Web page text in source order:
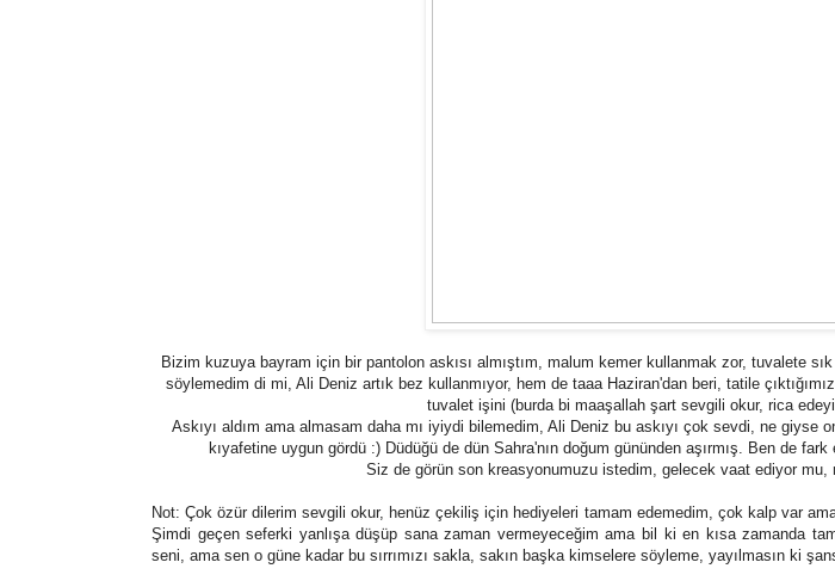
Bizim kuzuya bayram için bir pantolon askısı almıştım, malum kemer kullanmak zor, tuvalete
söylemedim di mi, Ali Deniz artık bez kullanmıyor, hem de taaa Haziran'dan beri, tatile
tuvalet işini (burda bi maaşallah şart sevgili okur, rica
Askıyı aldım ama almasam daha mı iyiydi bilemedim, Ali Deniz bu askıyı çok sevdi, ne giyse
kıyafetine uygun gördü :) Düdüğü de dün Sahra'nın doğum gününden aşırmış. Ben de
Siz de görün son kreasyonumuzu istedim, gelecek vaat ediyor mu,
Not: Çok özür dilerim sevgili okur, henüz çekiliş için hediyeleri tamam edemedim, çok kalp var
Şimdi geçen seferki yanlışa düşüp sana zaman vermeyeceğim ama bil ki en kısa zamanda
seni, ama sen o güne kadar bu sırrımızı sakla, sakın başka kimselere söyleme, yayılmasın ki